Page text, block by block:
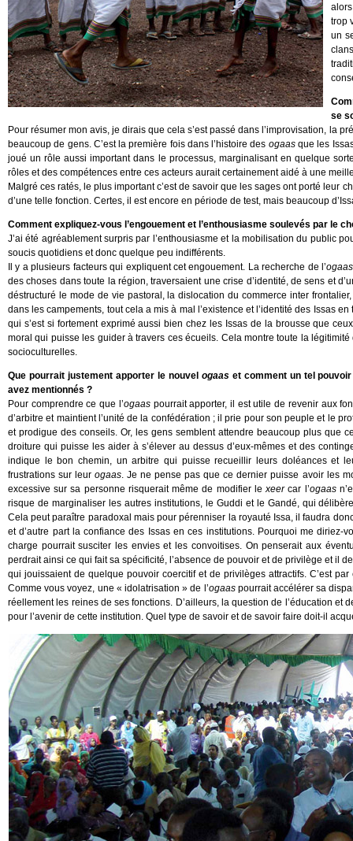
trop
un
se
Pour résumer mon avis, je dirais que cela s’est passé dans l’improvisation, la
beaucoup de gens. C’est la première fois dans l’histoire des ogaasque les
joué un rôle aussi important dans le processus, marginalisant en quelque
rôles et des compétences entre ces acteurs aurait certainement aidé à une
Malgré ces ratés, le plus important c’est de savoir que les sages ont porté leur
d’une telle fonction. Certes, il est encore en période de test, mais beaucoup
Comment expliquez-vous l’engouement et l’enthousiasme soulevés par le
J’ai été agréablement surpris par l’enthousiasme et la mobilisation du public
soucis quotidiens et donc quelque peu indifférents.
Il y a plusieurs facteurs qui expliquent cet engouement. La recherche de l’ogaas
des choses dans toute la région, traversaient une crise d’identité, de sens et
déstructuré le mode de vie pastoral, la dislocation du commerce inter
dans les campements, tout cela a mis à mal l’existence et l’identité des Issas
qui s’est si fortement exprimé aussi bien chez les Issas de la brousse que
moral qui puisse les guider à travers ces écueils. Cela montre toute la
socioculturelles.
Que pourrait justement apporter le nouvel ogaaset comment un tel
avez mentionnés ?
Pour comprendre ce que l’ogaaspourrait apporter, il est utile de revenir aux
d’arbitre et maintient l’unité de la confédération ; il prie pour son peuple et le
et prodigue des conseils. Or, les gens semblent attendre beaucoup plus que
droiture qui puisse les aider à s’élever au dessus d’eux-mêmes et des
indique le bon chemin, un arbitre qui puisse recueillir leurs doléances et
frustrations sur leurogaas. Je ne pense pas que ce dernier puisse avoir les
excessive sur sa personne risquerait même de modifier lexeercar l’ogaas
risque de marginaliser les autres institutions, le Guddi et le Gandé, qui
Cela peut paraître paradoxal mais pour pérenniser la royauté Issa, il faudra
et d’autre part la confiance des Issas en ces institutions. Pourquoi me diriez-
charge pourrait susciter les envies et les convoitises. On penserait aux
perdrait ainsi ce qui fait sa spécificité, l’absence de pouvoir et de privilège et il
qui jouissaient de quelque pouvoir coercitif et de privilèges attractifs. C’est
Comme vous voyez, une « idolatrisation » de l’ogaaspourrait accélérer sa
réellement les reines de ses fonctions. D’ailleurs, la question de l’éducation
pour l’avenir de cette institution. Quel type de savoir et de savoir faire doit-il